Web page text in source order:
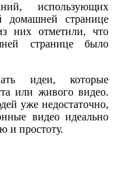
использующих
домашней странице
них отметили, что
странице было
идеи, которые
или живого видео.
уже недостаточно,
видео идеально
и простоту.